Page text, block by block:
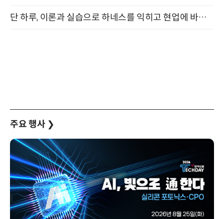
단 하루, 이론과 실습으로 하네스를 익히고 현업에 바로 쓰는 핸즈온 워크숍 (8/20)
주요 행사 ❯